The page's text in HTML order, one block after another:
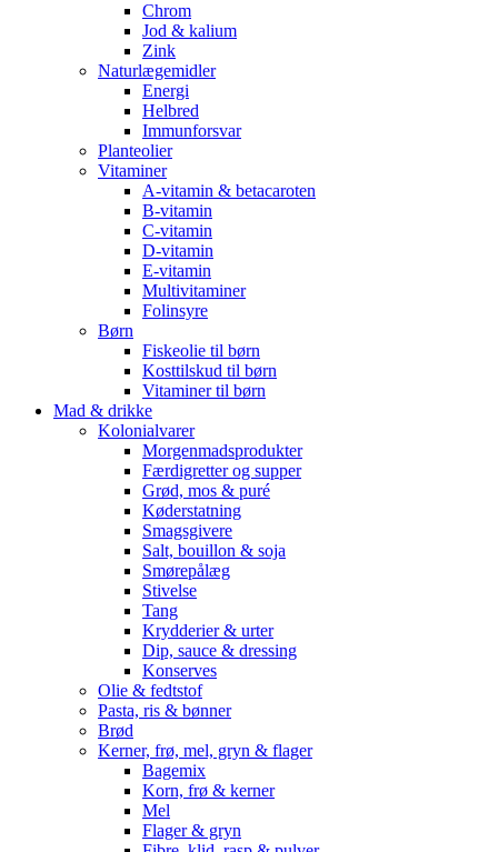
Chrom
Jod & kalium
Zink
Naturlægemidler
Energi
Helbred
Immunforsvar
Planteolier
Vitaminer
A-vitamin & betacaroten
B-vitamin
C-vitamin
D-vitamin
E-vitamin
Multivitaminer
Folinsyre
Børn
Fiskeolie til børn
Kosttilskud til børn
Vitaminer til børn
Mad & drikke
Kolonialvarer
Morgenmadsprodukter
Færdigretter og supper
Grød, mos & puré
Køderstatning
Smagsgivere
Salt, bouillon & soja
Smørepålæg
Stivelse
Tang
Krydderier & urter
Dip, sauce & dressing
Konserves
Olie & fedtstof
Pasta, ris & bønner
Brød
Kerner, frø, mel, gryn & flager
Bagemix
Korn, frø & kerner
Mel
Flager & gryn